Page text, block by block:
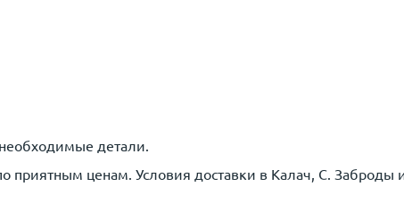
детали.
приятным ценам. Условия доставки в Калач, C.